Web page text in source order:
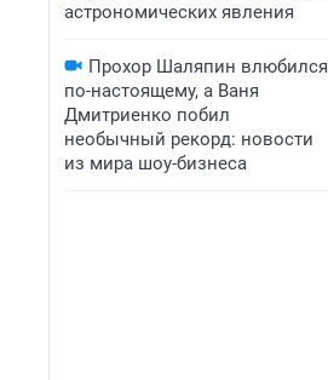
астрономических явления
Прохор Шаляпин влюбился
по-настоящему, а Ваня
Дмитриенко побил
необычный рекорд: новости
из мира шоу-бизнеса